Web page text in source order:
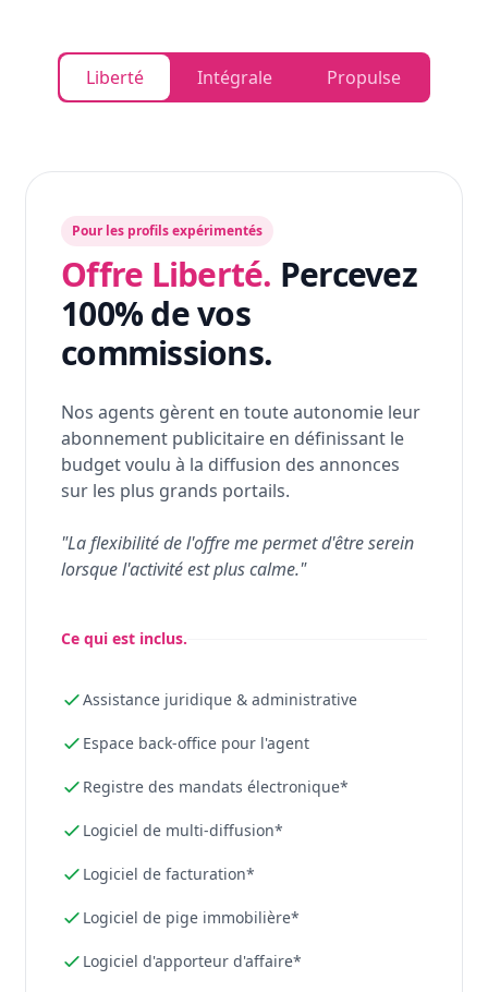
Liberté Intégrale Propulse
Pour les profils expérimentés
Offre Liberté. Percevez
100% de vos
commissions.
Nos agents gèrent en toute autonomie leur
abonnement publicitaire en définissant le
budget voulu à la diffusion des annonces
sur les plus grands portails.
"La flexibilité de l'offre me permet d'être serein
lorsque l'activité est plus calme."
Ce qui est inclus.
Assistance juridique & administrative
Espace back-office pour l'agent
Registre des mandats électronique*
Logiciel de multi-diffusion*
Logiciel de facturation*
Logiciel de pige immobilière*
Logiciel d'apporteur d'affaire*